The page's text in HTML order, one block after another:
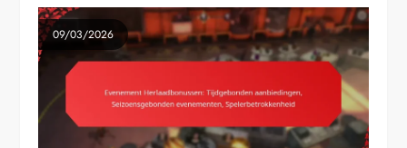
09/03/2026